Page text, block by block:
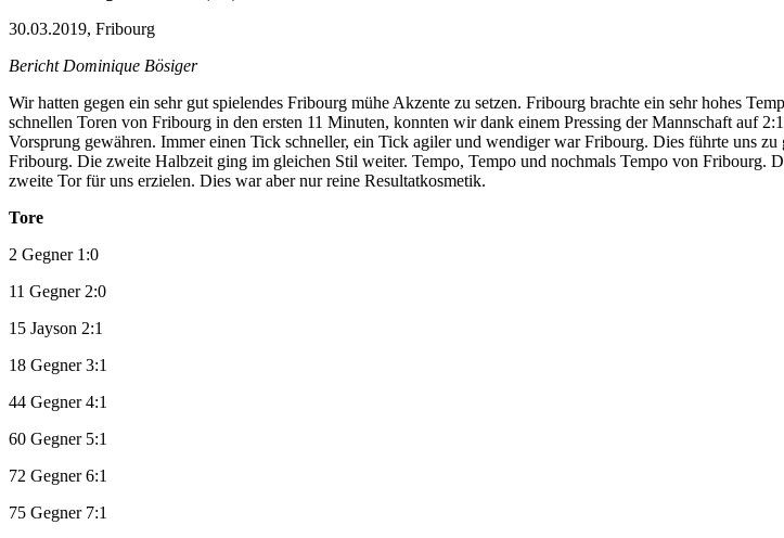
30.03.2019, Fribourg
Bericht Dominique Bösiger
Wir hatten gegen ein sehr gut spielendes Fribourg mühe Akzente zu setzen. Fribourg brachte ein sehr hohes
schnellen Toren von Fribourg in den ersten 11 Minuten, konnten wir dank einem Pressing der Mannschaft auf
Vorsprung gewähren. Immer einen Tick schneller, ein Tick agiler und wendiger war Fribourg. Dies führte uns
Fribourg. Die zweite Halbzeit ging im gleichen Stil weiter. Tempo, Tempo und nochmals Tempo von Fribourg.
zweite Tor für uns erzielen. Dies war aber nur reine Resultatkosmetik.
Tore
2 Gegner 1:0
11 Gegner 2:0
15 Jayson 2:1
18 Gegner 3:1
44 Gegner 4:1
60 Gegner 5:1
72 Gegner 6:1
75 Gegner 7:1